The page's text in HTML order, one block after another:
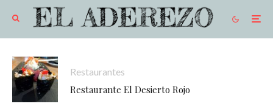
Restaurantes
Restaurante El Desierto Rojo